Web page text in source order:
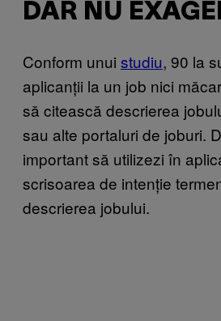
DAR NU
Conform unui studiu, 90 la
aplicanții la un job nici
să citească descrierea
sau alte portaluri de joburi.
important să utilizezi în
scrisoarea de intenție
descrierea jobului.